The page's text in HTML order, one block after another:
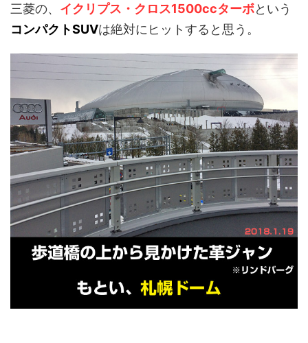
三菱の、 イクリプス・クロス1500ccターボという
コンパクトSUVは絶対にヒットすると思う。